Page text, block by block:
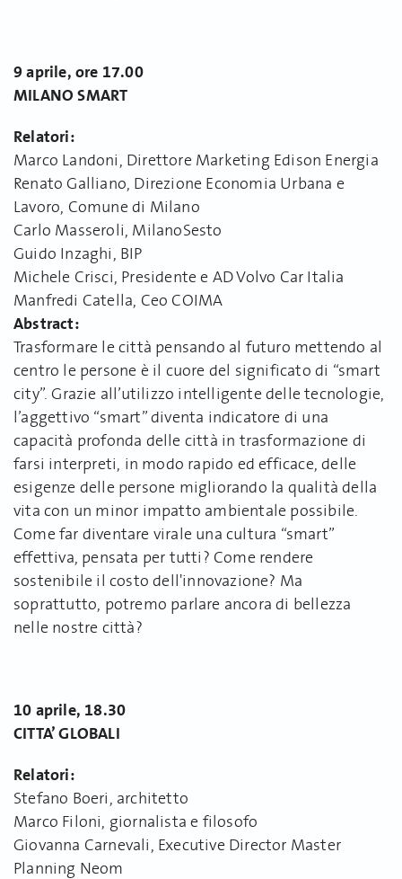
9 aprile, ore 17.00
MILANO SMART
Relatori:
Marco Landoni, Direttore Marketing Edison Energia
Renato Galliano, Direzione Economia Urbana e
Lavoro, Comune di Milano
Carlo Masseroli, MilanoSesto
Guido Inzaghi, BIP
Michele Crisci, Presidente e AD Volvo Car Italia
Manfredi Catella, Ceo COIMA
Abstract:
Trasformare le città pensando al futuro mettendo al
centro le persone è il cuore del significato di “smart
city”. Grazie all’utilizzo intelligente delle tecnologie,
l’aggettivo “smart” diventa indicatore di una
capacità profonda delle città in trasformazione di
farsi interpreti, in modo rapido ed efficace, delle
esigenze delle persone migliorando la qualità della
vita con un minor impatto ambientale possibile.
Come far diventare virale una cultura “smart”
effettiva, pensata per tutti? Come rendere
sostenibile il costo dell'innovazione? Ma
soprattutto, potremo parlare ancora di bellezza
nelle nostre città?
10 aprile, 18.30
CITTA’ GLOBALI
Relatori:
Stefano Boeri, architetto
Marco Filoni, giornalista e filosofo
Giovanna Carnevali, Executive Director Master
Planning Neom